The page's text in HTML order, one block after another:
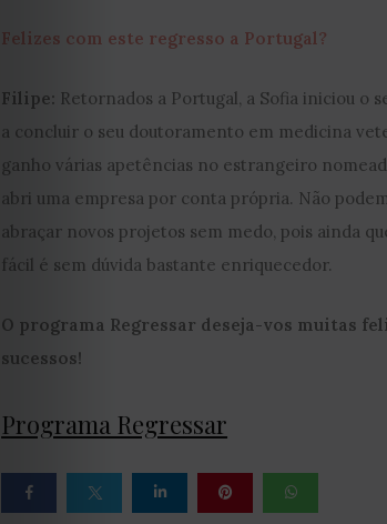
Política
de
privacidade
Termos
e
Condições
Política
de
Cookies
Felizes com este regresso a Portugal?
Filipe: Retornados a Portugal, a Sofia iniciou o
a concluir o seu doutoramento em medicina
ganho várias apetências no estrangeiro
abri uma empresa por conta própria. Não
abraçar novos projetos sem medo, pois ainda
fácil é sem dúvida bastante enriquecedor.
O programa Regressar deseja-vos muitas
sucessos!
Programa Regressar